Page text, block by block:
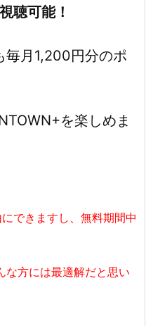
聴可能！
毎月1,200円分のポ
を楽しめま
できますし、無料期間中
な方には最適解だと思い